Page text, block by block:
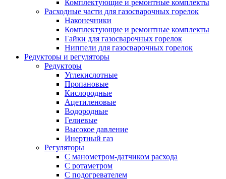
Комплектующие и ремонтные комплекты
Расходные части для газосварочных горелок
Наконечники
Комплектующие и ремонтные комплекты
Гайки для газосварочных горелок
Ниппели для газосварочных горелок
Редукторы и регуляторы
Редукторы
Углекислотные
Пропановые
Кислородные
Ацетиленовые
Водородные
Гелиевые
Высокое давление
Инертный газ
Регуляторы
С манометром-датчиком расхода
С ротаметром
С подогревателем